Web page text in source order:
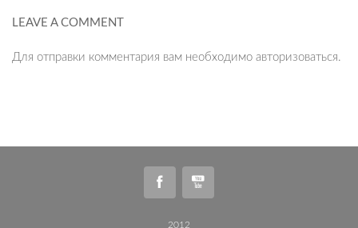
LEAVE A COMMENT
Для отправки комментария вам необходимо авторизоваться.
2012